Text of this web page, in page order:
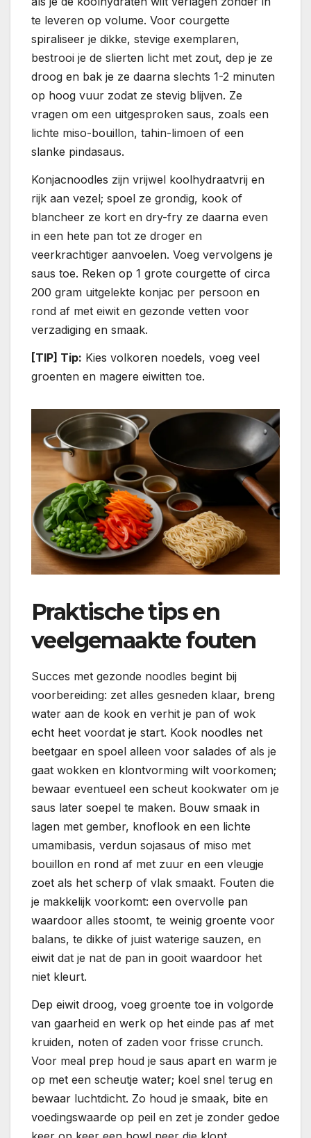
te leveren op volume. Voor courgette
spiraliseer je dikke, stevige exemplaren,
bestrooi je de slierten licht met zout, dep je ze
droog en bak je ze daarna slechts 1-2 minuten
op hoog vuur zodat ze stevig blijven. Ze
vragen om een uitgesproken saus, zoals een
lichte miso-bouillon, tahin-limoen of een
slanke pindasaus.
Konjacnoodles zijn vrijwel koolhydraatvrij en
rijk aan vezel; spoel ze grondig, kook of
blancheer ze kort en dry-fry ze daarna even
in een hete pan tot ze droger en
veerkrachtiger aanvoelen. Voeg vervolgens je
saus toe. Reken op 1 grote courgette of circa
200 gram uitgelekte konjac per persoon en
rond af met eiwit en gezonde vetten voor
verzadiging en smaak.
[TIP] Tip: Kies volkoren noedels, voeg veel
groenten en magere eiwitten toe.
Praktische tips en
veelgemaakte fouten
Succes met gezonde noodles begint bij
voorbereiding: zet alles gesneden klaar, breng
water aan de kook en verhit je pan of wok
echt heet voordat je start. Kook noodles net
beetgaar en spoel alleen voor salades of als je
gaat wokken en klontvorming wilt voorkomen;
bewaar eventueel een scheut kookwater om je
saus later soepel te maken. Bouw smaak in
lagen met gember, knoflook en een lichte
umamibasis, verdun sojasaus of miso met
bouillon en rond af met zuur en een vleugje
zoet als het scherp of vlak smaakt. Fouten die
je makkelijk voorkomt: een overvolle pan
waardoor alles stoomt, te weinig groente voor
balans, te dikke of juist waterige sauzen, en
eiwit dat je nat de pan in gooit waardoor het
niet kleurt.
Dep eiwit droog, voeg groente toe in volgorde
van gaarheid en werk op het einde pas af met
kruiden, noten of zaden voor frisse crunch.
Voor meal prep houd je saus apart en warm je
op met een scheutje water; koel snel terug en
bewaar luchtdicht. Zo houd je smaak, bite en
voedingswaarde op peil en zet je zonder gedoe